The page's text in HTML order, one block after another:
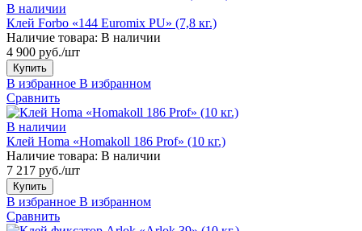
В наличии
Клей Forbo «144 Euromix PU» (7,8 кг.)
Наличие товара: В наличии
4 900 руб./шт
Купить
В избранное В избранном
Сравнить
В наличии
Клей Homa «Homakoll 186 Prof» (10 кг.)
Наличие товара: В наличии
7 217 руб./шт
Купить
В избранное В избранном
Сравнить